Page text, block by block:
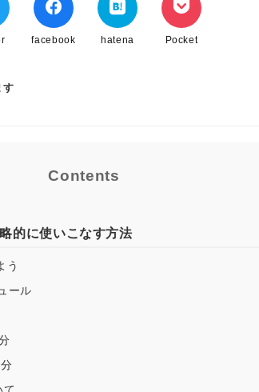
facebook hatena Pocket
す
Contents
的に使いこなす方法
う
ール
て